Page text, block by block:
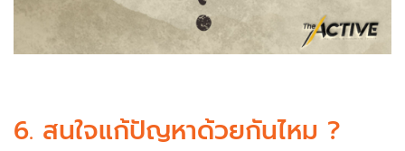
6. สนใจแก้ปัญหาด้วยกันไหม ?